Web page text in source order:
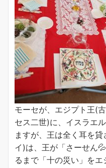
モーセが、エジプト王(
セス二世)に、イスラエ
ますが、王は全く耳を
イ)は、王が「さーせん
るまで「十の災い」をエ